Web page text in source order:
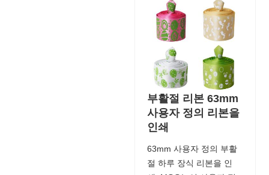
부활절 리본 63mm
사용자 정의 리본을
인쇄
63mm 사용자 정의 부활
절 하루 장식 리본을 인